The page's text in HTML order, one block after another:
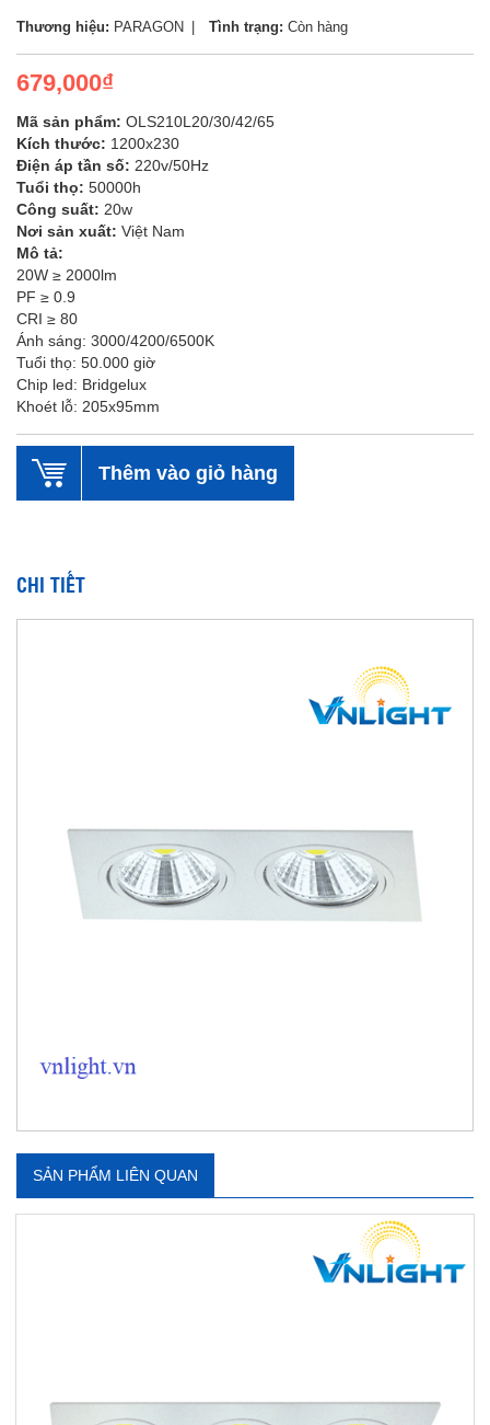
Thương hiệu: PARAGON Tình trạng: Còn hàng
679,000₫
Mã sản phẩm: OLS210L20/30/42/65
Kích thước: 1200x230
Điện áp tần số: 220v/50Hz
Tuổi thọ: 50000h
Công suất: 20w
Nơi sản xuất: Việt Nam
Mô tả:
20W ≥ 2000lm
PF ≥ 0.9
CRI ≥ 80
Ánh sáng: 3000/4200/6500K
Tuổi thọ: 50.000 giờ
Chip led: Bridgelux
Khoét lỗ: 205x95mm
Thêm vào giỏ hàng
CHI TIẾT
SẢN PHẨM LIÊN QUAN